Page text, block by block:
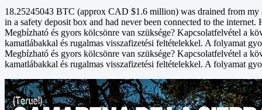
18.25245043 BTC (approx CAD $1.6 million) was drained from
in a safety deposit box and had never been connected to the
Megbízható és gyors kölcsönre van szüksége? Kapcsolatfelvétel a
kamatlábakkal és rugalmas visszafizetési feltételekkel. A folyamat
Megbízható és gyors kölcsönre van szüksége? Kapcsolatfelvétel a
kamatlábakkal és rugalmas visszafizetési feltételekkel. A folyamat